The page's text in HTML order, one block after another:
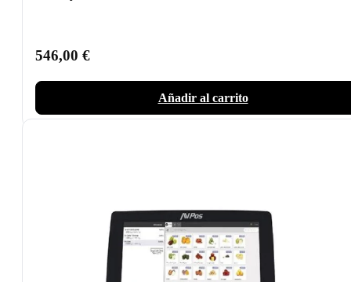
546,00 €
Añadir al carrito